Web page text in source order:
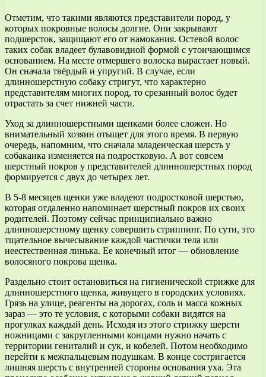
Отметим, что такими являются представители пород, у
которых покровные волосы долгие. Они закрывают
подшерсток, защищают его от намокания. Остевой волос
таких собак владеет булавовидной формой с утончающимся
основанием. На месте отмершего волоска вырастает новый.
Он сначала твёрдый и упругий. В случае, если
длинношерстную собаку стригут, что характерно
представителям многих пород, то срезанный волос будет
отрастать за счет нижней части.
Уход за длинношерстными щенками более сложен. Но
внимательный хозяин отыщет для этого время. В первую
очередь, напомним, что сначала младенческая шерсть у
собакаика изменяется на подростковую. А вот совсем
шерстный покров у представителей длинношерстных пород
формируется с двух до четырех лет.
В 5-8 месяцев щенки уже владеют подростковой шерстью,
которая отдаленно напоминает шерстный покров их своих
родителей. Поэтому сейчас принципиально важно
длинношерстному щенку совершить стриппинг. По сути, это
тщательное вычесывание каждой частички тела или
неестественная линька. Ее конечный итог — обновление
волосяного покрова щенка.
Раздельно стоит остановиться на гигиенической стрижке для
длинношерстного щенка, живущего в городских условиях.
Грязь на улице, реагенты на дорогах, соль и масса кожных
зараз — это те условия, с которыми собаки видятся на
прогулках каждый день. Исходя из этого стрижку шерсти
ножницами с закругленными концами нужно начать с
территории гениталий и сук, и кобелей. Потом необходимо
перейти к межпальцевым подушкам. В конце состригается
лишняя шерсть с внутренней стороны основания уха. Эта